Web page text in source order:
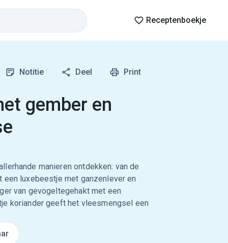
Receptenboekje
Notitie Deel Print
gember en
manieren ontdekken: van de
luxebeestje met ganzenlever en
van gevogeltegehakt met een
koriander geeft het vleesmengsel een